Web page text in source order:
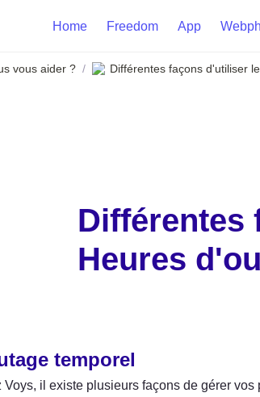
Home Freedom App
vous aider ? / Différentes façons d'utiliser
Différentes
Heures
temporel
Voys, il existe plusieurs façons de gérer